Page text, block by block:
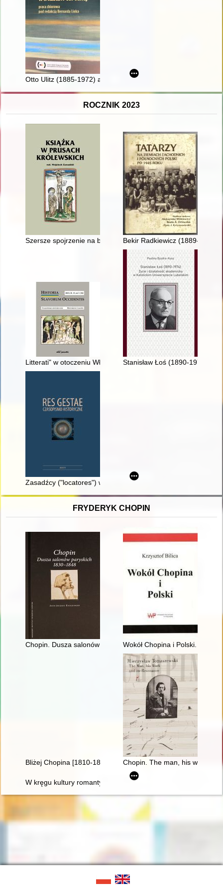
Otto Ulitz (1885-1972) a państwo nazistowskie w okresie
ROCZNIK 2023
Szersze spojrzenie na badania makulaturowe na przykładzie
Bekir Radkiewicz (1889-1987)
Litterati" w otoczeniu Władysława Łokietka około 1320 r
Stanisław Łoś (1890-1974) :
Zasadźcy ("locatores") w Małopolsce (ok. 1227-1333)
FRYDERYK CHOPIN
Chopin. Dusza salonów paryskich 1830-1848
Wokół Chopina i Polski.
Bliżej Chopina [1810-1849] Chopin. The man, his work
W kręgu kultury romantycznej. W 200-lecie urodzin